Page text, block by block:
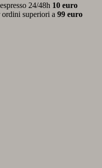
24/48h 10 euro
superiori a 99 euro